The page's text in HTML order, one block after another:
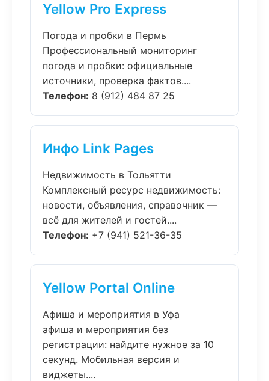
Yellow Pro Express
Погода и пробки в Пермь
Профессиональный мониторинг
погода и пробки: официальные
источники, проверка фактов....
Телефон: 8 (912) 484 87 25
Инфо Link Pages
Недвижимость в Тольятти
Комплексный ресурс недвижимость:
новости, объявления, справочник —
всё для жителей и гостей....
Телефон: +7 (941) 521-36-35
Yellow Portal Online
Афиша и мероприятия в Уфа
афиша и мероприятия без
регистрации: найдите нужное за 10
секунд. Мобильная версия и
виджеты....